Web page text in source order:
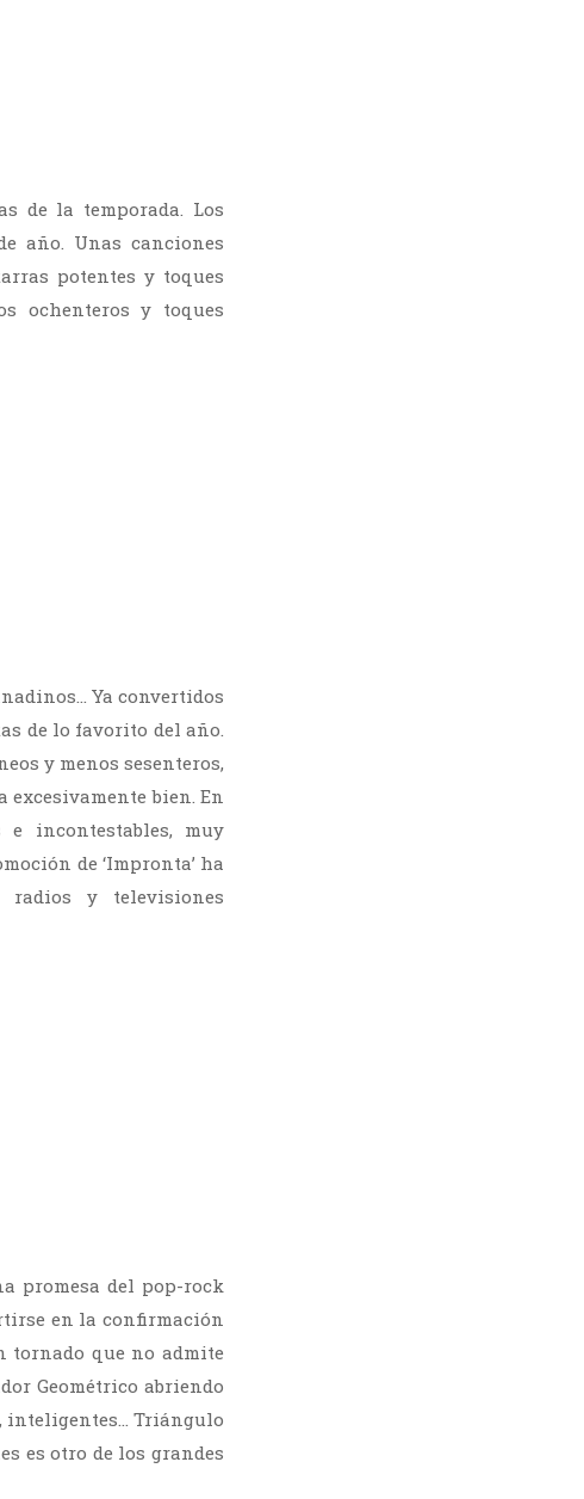
de la temporada. Los
año. Unas canciones
potentes y toques
ochenteros y toques
Ya convertidos
de lo favorito del año.
y menos sesenteros,
excesivamente bien. En
incontestables, muy
de ‘Impronta’ ha
radios y televisiones
promesa del pop-rock
en la confirmación
tornado que no admite
Geométrico abriendo
inteligentes… Triángulo
es otro de los grandes